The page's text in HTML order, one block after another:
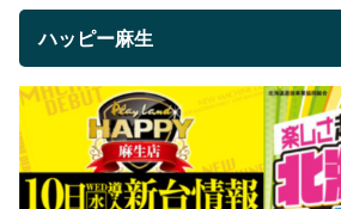
ハッピー麻生